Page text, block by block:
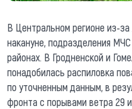
В Центральном регионе из-
накануне, подразделения
районах. В Гродненской и
понадобилась распиловка
по уточненным данным, в
фронта с порывами ветра 29